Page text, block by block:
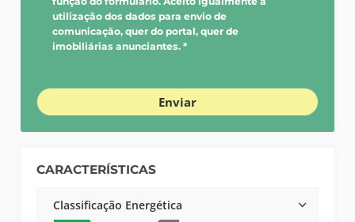
utilização dos dados para envio de
comunicação, quer do portal, quer de
imobiliárias anunciantes. *
Enviar
CARACTERÍSTICAS
Classificação Energética